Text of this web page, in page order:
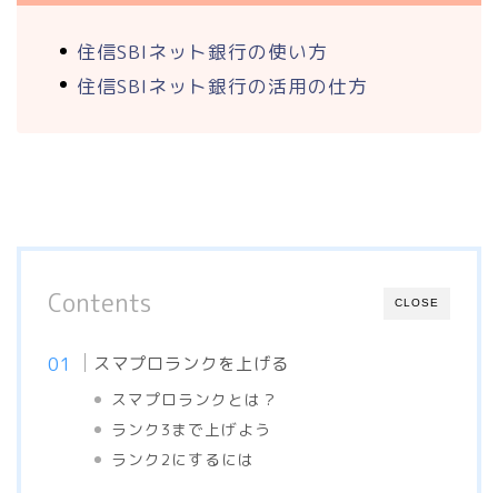
住信SBIネット銀行の使い方
住信SBIネット銀行の活用の仕方
CLOSE
Contents
スマプロランクを上げる
スマプロランクとは？
ランク3まで上げよう
ランク2にするには